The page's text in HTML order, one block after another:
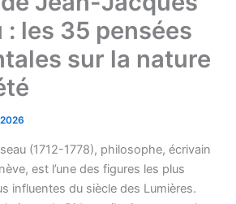
: les 35 pensées
sur la nature
(1712-1778), philosophe, écrivain
est l’une des figures les plus
influentes du siècle des Lumières.